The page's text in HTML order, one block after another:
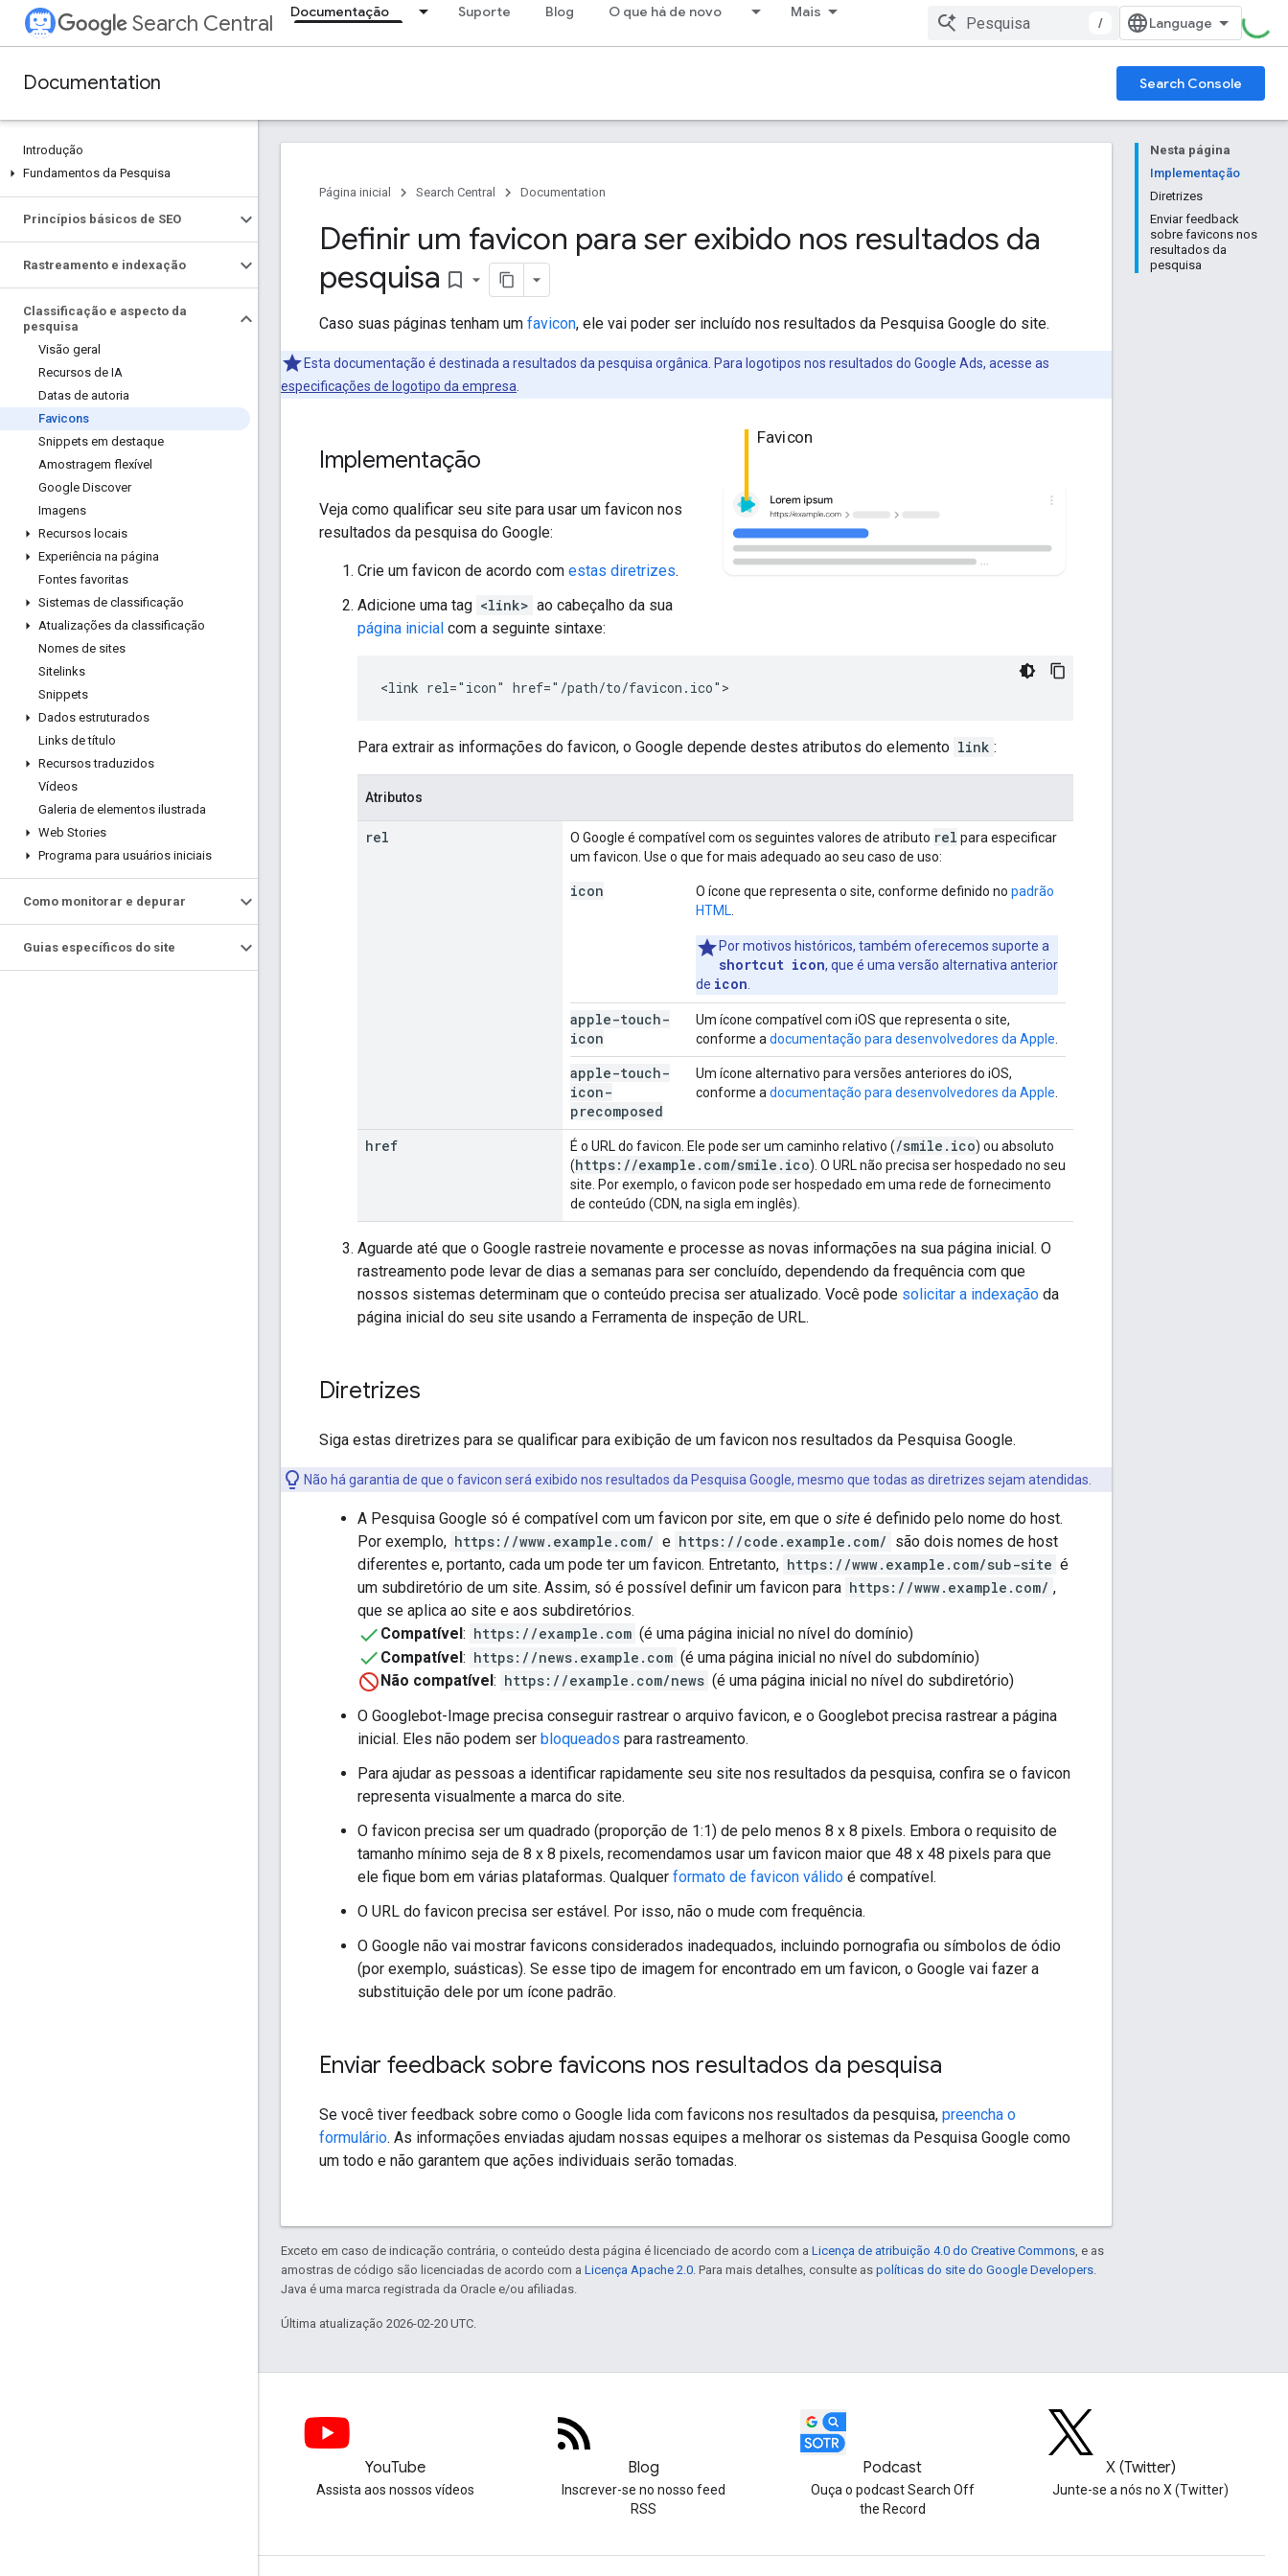
Search Central Documentação Suporte Blog O que há de novo Mais
/
Documentation Search Console
Introdução
Fundamentos da Pesquisa
Princípios básicos de SEO
Rastreamento e indexação
Classificação e aspecto da
pesquisa
Visão geral
Recursos de IA
Datas de autoria
Favicons
Snippets em destaque
Amostragem flexível
Google Discover
Imagens
Recursos locais
Experiência na página
Fontes favoritas
Sistemas de classificação
Atualizações da classificação
Nomes de sites
Sitelinks
Snippets
Dados estruturados
Links de título
Recursos traduzidos
Vídeos
Galeria de elementos ilustrada
Web Stories
Programa para usuários iniciais
Como monitorar e depurar
Guias específicos do site
Nesta página
Implementação
Diretrizes
Enviar feedback
sobre favicons nos
resultados da
pesquisa
Página inicial Search Central Documentation
Definir um favicon para ser exibido nos resultados da
pesquisa bookmark_border
Caso suas páginas tenham um favicon, ele vai poder ser incluído nos resultados da Pesquisa Google do site.
Esta documentação é destinada a resultados da pesquisa orgânica. Para logotipos nos resultados do Google Ads, acesse as
especificações de logotipo da empresa
Favicon
Implementação
Veja como qualificar seu site para usar um favicon nos
resultados da pesquisa do Google:
Crie um favicon de acordo com estas diretrizes.
Adicione uma tag <link> ao cabeçalho da sua
página inicial com a seguinte sintaxe:
<link rel="icon" href="/path/to/favicon.ico">
Para extrair as informações do favicon, o Google depende destes atributos do elemento link :
Atributos
rel O Google é compatível com os seguintes valores de atributo rel para especificar
um favicon. Use o que for mais adequado ao seu caso de uso:
icon O ícone que representa o site, conforme definido no padrão
HTML
Por motivos históricos, também oferecemos suporte a
shortcut icon, que é uma versão alternativa anterior
de icon
apple-touch-
icon
Um ícone compatível com iOS que representa o site,
conforme a documentação para desenvolvedores da Apple
apple-touch-
icon-
precomposed
Um ícone alternativo para versões anteriores do iOS,
conforme a documentação para desenvolvedores da Apple
href É o URL do favicon. Ele pode ser um caminho relativo (/smile.ico) ou absoluto
(https://example.com/smile.ico). O URL não precisa ser hospedado no seu
site. Por exemplo, o favicon pode ser hospedado em uma rede de fornecimento
de conteúdo (CDN, na sigla em inglês).
Aguarde até que o Google rastreie novamente e processe as novas informações na sua página inicial. O
rastreamento pode levar de dias a semanas para ser concluído, dependendo da frequência com que
nossos sistemas determinam que o conteúdo precisa ser atualizado. Você pode solicitar a indexação da
página inicial do seu site usando a Ferramenta de inspeção de URL.
Diretrizes
Siga estas diretrizes para se qualificar para exibição de um favicon nos resultados da Pesquisa Google.
Não há garantia de que o favicon será exibido nos resultados da Pesquisa Google, mesmo que todas as diretrizes sejam atendidas.
A Pesquisa Google só é compatível com um favicon por site, em que o site é definido pelo nome do host.
Por exemplo, https://www.example.com/ e https://code.example.com/ são dois nomes de host
diferentes e, portanto, cada um pode ter um favicon. Entretanto, https://www.example.com/sub-site é
um subdiretório de um site. Assim, só é possível definir um favicon para https://www.example.com/ ,
que se aplica ao site e aos subdiretórios.
Compatível: https://example.com (é uma página inicial no nível do domínio)
Compatível: https://news.example.com (é uma página inicial no nível do subdomínio)
Não compatível : https://example.com/news (é uma página inicial no nível do subdiretório)
O Googlebot-Image precisa conseguir rastrear o arquivo favicon, e o Googlebot precisa rastrear a página
inicial. Eles não podem ser bloqueados para rastreamento.
Para ajudar as pessoas a identificar rapidamente seu site nos resultados da pesquisa, confira se o favicon
representa visualmente a marca do site.
O favicon precisa ser um quadrado (proporção de 1:1) de pelo menos 8 x 8 pixels. Embora o requisito de
tamanho mínimo seja de 8 x 8 pixels, recomendamos usar um favicon maior que 48 x 48 pixels para que
ele fique bom em várias plataformas. Qualquer formato de favicon válido é compatível.
O URL do favicon precisa ser estável. Por isso, não o mude com frequência.
O Google não vai mostrar favicons considerados inadequados, incluindo pornografia ou símbolos de ódio
(por exemplo, suásticas). Se esse tipo de imagem for encontrado em um favicon, o Google vai fazer a
substituição dele por um ícone padrão.
Enviar feedback sobre favicons nos resultados da pesquisa
Se você tiver feedback sobre como o Google lida com favicons nos resultados da pesquisa, preencha o
formulário. As informações enviadas ajudam nossas equipes a melhorar os sistemas da Pesquisa Google como
um todo e não garantem que ações individuais serão tomadas.
Exceto em caso de indicação contrária, o conteúdo desta página é licenciado de acordo com a Licença de atribuição 4.0 do Creative Commons, e as
amostras de código são licenciadas de acordo com a Licença Apache 2.0. Para mais detalhes, consulte as políticas do site do Google Developers.
Java é uma marca registrada da Oracle e/ou afiliadas.
Última atualização 2026-02-20 UTC.
YouTube
Assista aos nossos vídeos
Blog
Inscrever-se no nosso feed
RSS
Podcast
Ouça o podcast Search Off
the Record
X (Twitter)
Junte-se a nós no X (Twitter)